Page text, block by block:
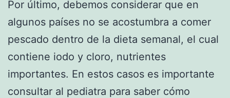
Por último, debemos considerar que en
algunos países no se acostumbra a comer
pescado dentro de la dieta semanal, el cual
contiene iodo y cloro, nutrientes
importantes. En estos casos es importante
consultar al pediatra para saber cómo